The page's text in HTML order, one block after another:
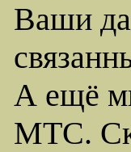
Ваши
А ещё
МТС.